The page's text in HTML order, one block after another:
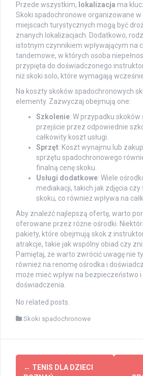
Przede wszystkim, lokalizacja ma
Skoki spadochronowe organizowane w
miejscach turystycznych mogą być
znanych lokalizacjach. Dodatkowo,
istotnym czynnikiem wpływającym na
tandemowe, w których osoba
przypięta do doświadczonego
niż skoki solo, które wymagają
Na koszty skoków spadochronowych
elementy. Zazwyczaj obejmują one:
Szkolenie: W przypadku
przejście przez odpowiednie
całkowity koszt usługi.
Sprzęt: Koszt wynajmu lub
sprzętu spadochronowego
finalną cenę skoku.
Usługi dodatkowe: Wiele
mediakacji, takich jak zdjęcia
skoku, co również wpływa na
Aby znaleźć najlepszą ofertę, warto
oferowane przez różne ośrodki.
pakiety, które obejmują skok z
atrakcje, takie jak wspólny obiad czy
Pamiętaj, że warto zwrócić uwagę nie
również na renomę ośrodka i
może mieć wpływ na bezpieczeństwo
doświadczenia.
No related posts.
Skoki spadochronowe
Post
← TENIS DLA DZIECI